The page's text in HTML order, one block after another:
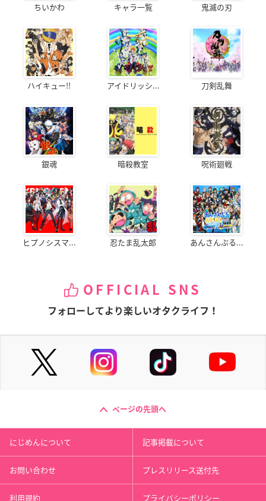
ちいかわ キャラ一覧 鬼滅の刃
ハイキュー!! アイドリッシ... 刀剣乱舞
銀魂 暗殺教室 呪術廻戦
ヒプノシスマ... 忍たま乱太郎 あんさんぶる...
OFFICIAL SNS
フォローしてより楽しいオタクライフ！
ページの先頭へ
にじめんについて 記事掲載について
お問い合わせ プレスリリース送付先
利用規約 プライバシーポリシー